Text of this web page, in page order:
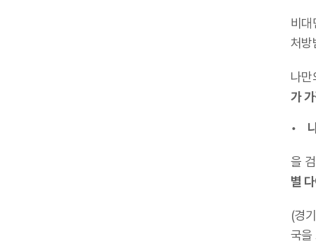
비대
처방
나만
가
을
별
(경
국을